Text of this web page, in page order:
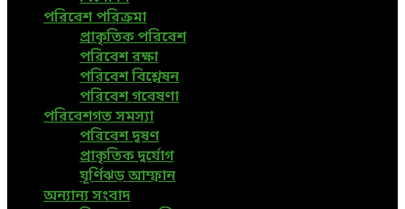
পরিবেশ পরিক্রমা
প্রাকৃতিক পরিবেশ
পরিবেশ রক্ষা
পরিবেশ বিশ্লেষন
পরিবেশ গবেষণা
পরিবেশগত সমস্যা
পরিবেশ দূষণ
প্রাকৃতিক দুর্যোগ
ঘূর্ণিঝড় আম্ফান
অন্যান্য সংবাদ